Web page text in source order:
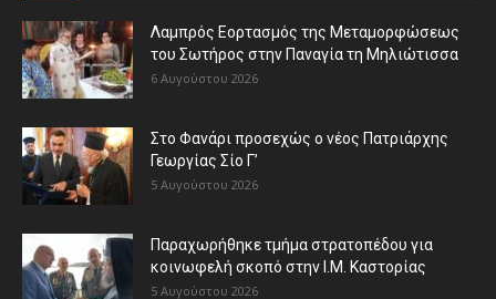
Λαμπρός Εορτασμός της Μεταμορφώσεως
του Σωτήρος στην Παναγία τη Μηλιώτισσα
6 Αυγούστου 2026
Στο Φανάρι προσεχώς ο νέος Πατριάρχης
Γεωργίας Σίο Γ’
5 Αυγούστου 2026
Παραχωρήθηκε τμήμα στρατοπέδου για
κοινωφελή σκοπό στην Ι.Μ. Καστορίας
5 Αυγούστου 2026